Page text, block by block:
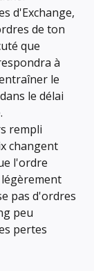
d'Exchange,
de ton
que
à
le
le délai
rempli
changent
l'ordre
pas d'ordres
peu
pertes